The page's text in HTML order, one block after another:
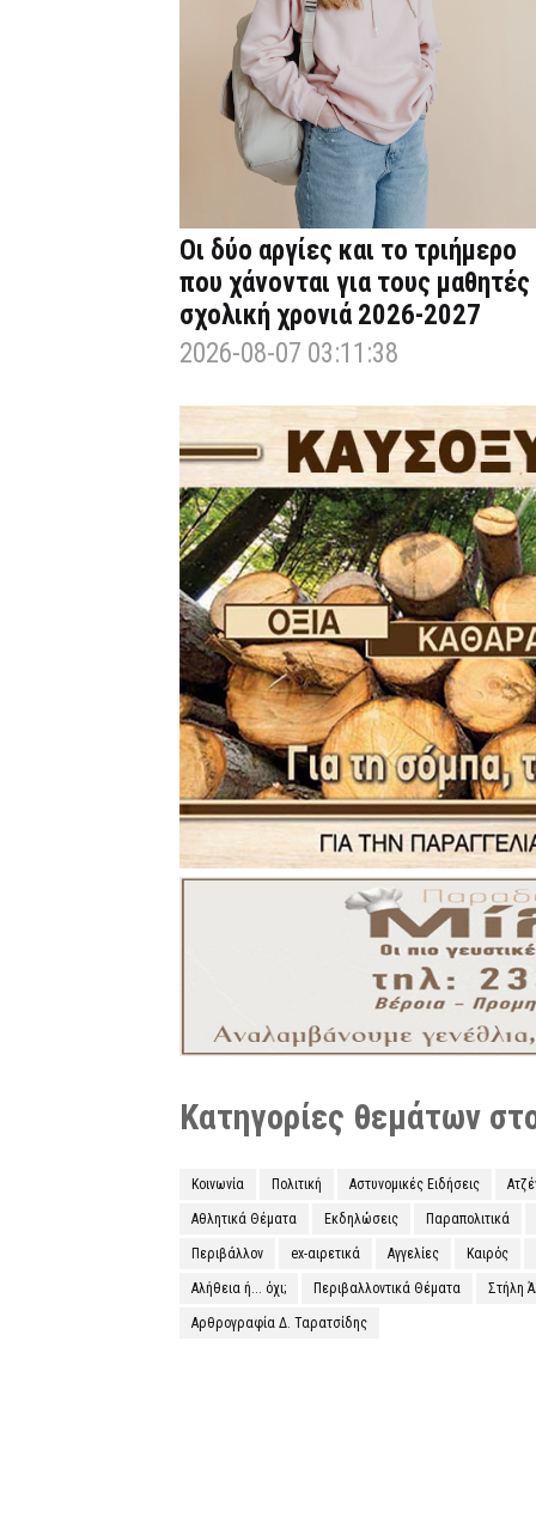
Οι δύο αργίες και το τριήμερο
που χάνονται για τους μαθητές
σχολική χρονιά 2026-2027
2026-08-07 03:11:38
Κατηγορίες θεμάτων
Κοινωνία Πολιτική Αστυνομικές Ειδήσεις
Αθλητικά Θέματα Εκδηλώσεις Παραπολιτικά
Περιβάλλον ex-αιρετικά Αγγελίες Καιρός
Αλήθεια ή... όχι; Περιβαλλοντικά Θέματα Στήλη
Αρθρογραφία Δ. Ταρατσίδης